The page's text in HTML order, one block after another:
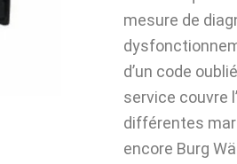
mesure de
d’un code
service couvre
différentes
encore Burg